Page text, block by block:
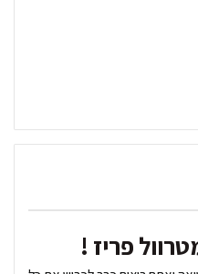
פריז !